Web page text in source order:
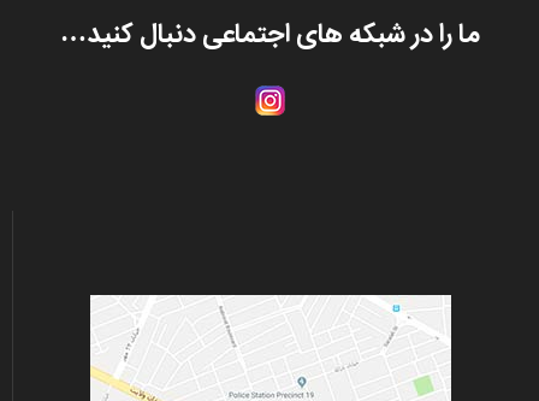
ما را در شبکه های اجتماعی دنبال کنید…